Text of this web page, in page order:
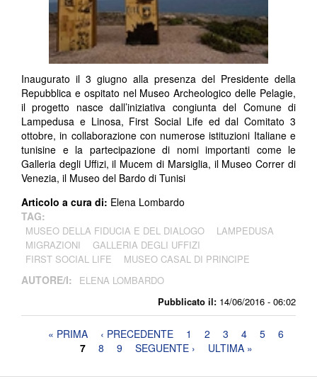
Pubblicato il: 14/06/2016 - 06:02
Inaugurato il 3 giugno alla presenza del Presidente della
Repubblica e ospitato nel Museo Archeologico delle Pelagie,
il progetto nasce dall’iniziativa congiunta del Comune di
Lampedusa e Linosa, First Social Life ed dal Comitato 3
ottobre, in collaborazione con numerose istituzioni Italiane e
tunisine e la partecipazione di nomi importanti come le
Galleria degli Uffizi, il Mucem di Marsiglia, il Museo Correr di
Venezia, il Museo del Bardo di Tunisi
Articolo a cura di: Elena Lombardo
TAG:
MUSEO DELLA FIDUCIA E DEL DIALOGO
LAMPEDUSA
MIGRAZIONI
GALLERIA DEGLI UFFIZI
FIRST SOCIAL LIFE
MUSEO CASAL DI PRINCIPE
AUTORE/I: ELENA LOMBARDO
Pagine« PRIMA ‹ PRECEDENTE 1 2 3 4 5
6
7
8 9 SEGUENTE › ULTIMA »